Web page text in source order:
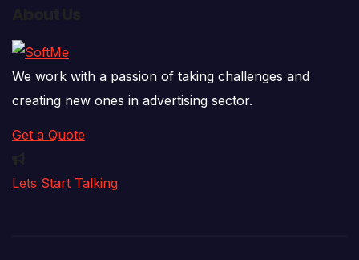
We work with a passion of taking challenges and
creating new ones in advertising sector.
Get a Quote
Lets Start Talking